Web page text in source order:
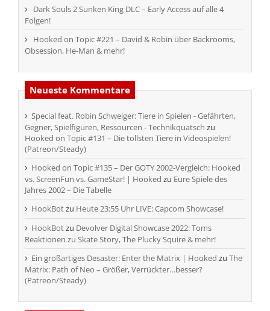
Dark Souls 2 Sunken King DLC – Early Access auf alle 4
Folgen!
Hooked on Topic #221 – David & Robin über Backrooms,
Obsession, He-Man & mehr!
Neueste Kommentare
Special feat. Robin Schweiger: Tiere in Spielen - Gefährten,
Gegner, Spielfiguren, Ressourcen - Technikquatsch zu
Hooked on Topic #131 – Die tollsten Tiere in Videospielen!
(Patreon/Steady)
Hooked on Topic #135 – Der GOTY 2002-Vergleich: Hooked
vs. ScreenFun vs. GameStar! | Hooked zu Eure Spiele des
Jahres 2002 – Die Tabelle
HookBotzu Heute 23:55 Uhr LIVE: Capcom Showcase!
HookBotzu Devolver Digital Showcase 2022: Toms
Reaktionen zu Skate Story, The Plucky Squire & mehr!
Ein großartiges Desaster: Enter the Matrix | Hooked zu The
Matrix: Path of Neo – Größer, Verrückter…besser?
(Patreon/Steady)